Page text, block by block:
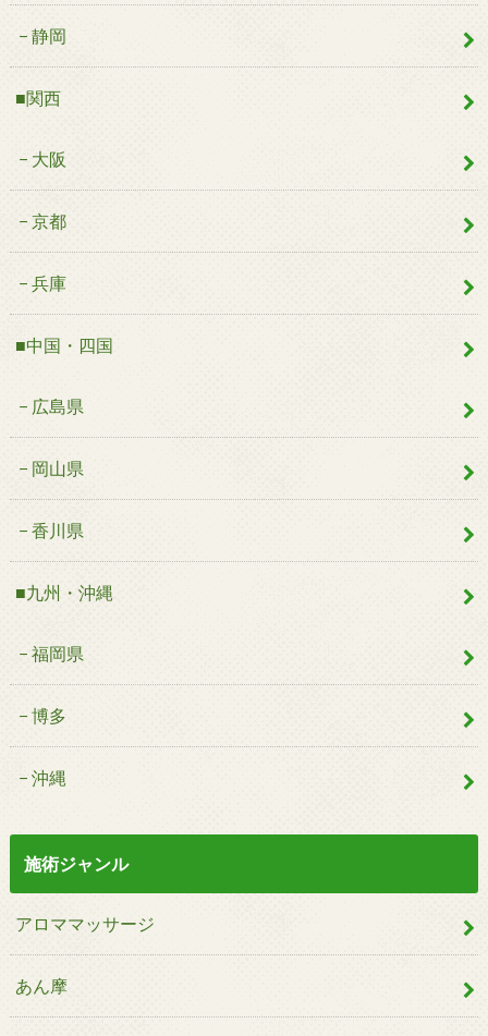
静岡
■関西
大阪
京都
兵庫
■中国・四国
広島県
岡山県
香川県
■九州・沖縄
福岡県
博多
沖縄
施術ジャンル
アロママッサージ
あん摩